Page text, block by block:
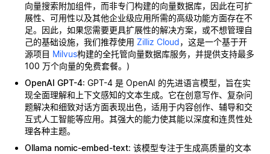
向量搜索附加组件，而非专门构建的向量数据库，因此在可扩
展性、可用性以及其他企业级应用所需的高级功能方面存在不
足。因此，如果您需要更具扩展性的解决方案，或不想管理自
己的基础设施，我们推荐使用 Zilliz Cloud，这是一个基于开
源项目 Milvus构建的全托管向量数据库服务，并提供支持最多
100 万个向量的免费套餐。)
OpenAI GPT-4: GPT-4 是 OpenAI 的先进语言模型，旨在实
现全面理解和上下文感知的文本生成。它在创意写作、复杂问
题解决和细致对话方面表现出色，适用于内容创作、辅导和交
互式人工智能等应用。其强大的能力使其能以深度和连贯性处
理各种主题。
Ollama nomic-embed-text: 该模型专注于生成高质量的文本